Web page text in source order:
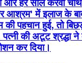
और हर साल करवा
आश्रम' में इलाज के
पहचान हुई, तो
की अटूट श्रद्धा ने
कर दिया।